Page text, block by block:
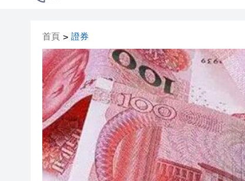
【股市風向標】大模型雙
深圳市第三人民醫院盧洪
【A股午評】三大指數集體
58歲男子失蹤半月 今於馬
A股多家光伏龍頭回應「美
首頁 > 證券